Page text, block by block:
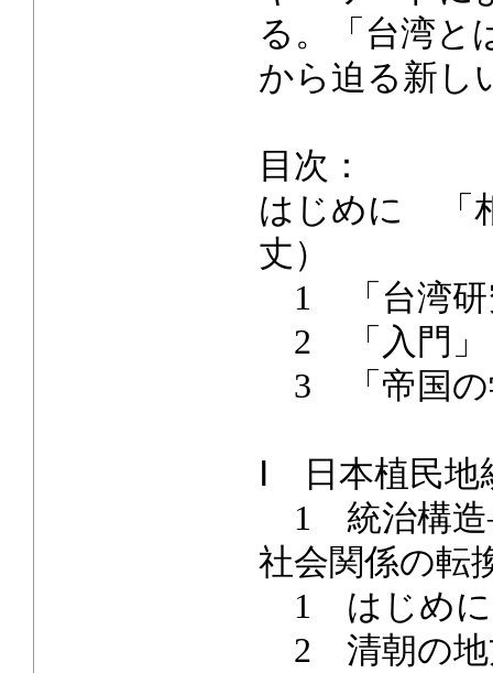
る。「台湾と
から迫る新し
目次：
はじめに 「
丈）
1 「台湾研
2 「入門」
3 「帝国の
Ⅰ 日本植民地
1 統治構造
社会関係の転
1 はじめに
2 清朝の地